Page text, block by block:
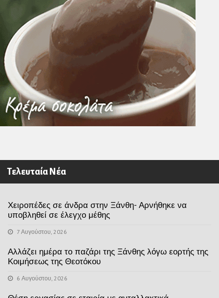
Τελευταία Νέα
Χειροπέδες σε άνδρα στην Ξάνθη- Αρνήθηκε να
υποβληθεί σε έλεγχο μέθης
7 Αυγούστου, 2026
Αλλάζει ημέρα το παζάρι της Ξάνθης λόγω εορτής της
Κοιμήσεως της Θεοτόκου
6 Αυγούστου, 2026